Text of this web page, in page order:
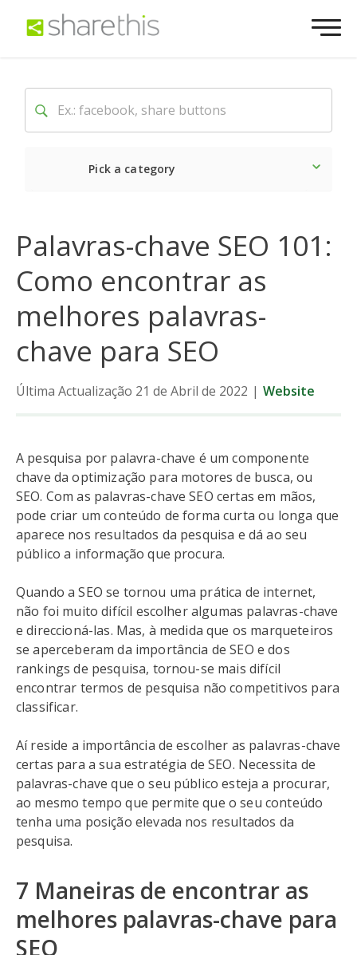
Pick a category
Palavras-chave SEO 101:
Como encontrar as
melhores palavras-
chave para SEO
Última Actualização 21 de Abril de 2022 | Website
A pesquisa por palavra-chave é um componente
chave da optimização para motores de busca, ou
SEO. Com as palavras-chave SEO certas em mãos,
pode criar um conteúdo de forma curta ou longa que
aparece nos resultados da pesquisa e dá ao seu
público a informação que procura.
Quando a SEO se tornou uma prática de internet,
não foi muito difícil escolher algumas palavras-chave
e direccioná-las. Mas, à medida que os marqueteiros
se aperceberam da importância de SEO e dos
rankings de pesquisa, tornou-se mais difícil
encontrar termos de pesquisa não competitivos para
classificar.
Aí reside a importância de escolher as palavras-chave
certas para a sua estratégia de SEO. Necessita de
palavras-chave que o seu público esteja a procurar,
ao mesmo tempo que permite que o seu conteúdo
tenha uma posição elevada nos resultados da
pesquisa.
7 Maneiras de encontrar as
melhores palavras-chave para
SEO